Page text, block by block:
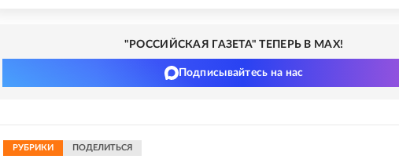
"РОССИЙСКАЯ ГАЗЕТА" ТЕПЕРЬ В MAX!
Подписывайтесь на нас
РУБРИКИ ПОДЕЛИТЬСЯ